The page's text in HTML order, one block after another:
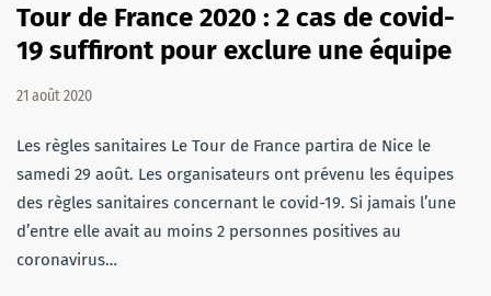
Tour de France 2020 : 2 cas de covid-
19 suffiront pour exclure une équipe
21 août 2020
Les règles sanitaires Le Tour de France partira de Nice le
samedi 29 août. Les organisateurs ont prévenu les équipes
des règles sanitaires concernant le covid-19. Si jamais l’une
d’entre elle avait au moins 2 personnes positives au
coronavirus…